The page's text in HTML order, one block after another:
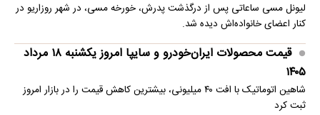
لیونل مسی ساعاتی پس از درگذشت پدرش، خورخه مسی، در شهر روزاریو در
کنار اعضای خانواده‌اش دیده شد.
قیمت محصولات ایران‌خودرو و سایپا امروز یکشنبه ۱۸ مرداد
۱۴۰۵
شاهین اتوماتیک با افت ۴۰ میلیونی، بیشترین کاهش قیمت را در بازار امروز
ثبت کرد